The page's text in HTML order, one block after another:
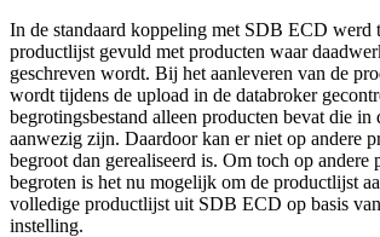
In de standaard koppeling met SDB ECD werd
productlijst gevuld met producten waar
geschreven wordt. Bij het aanleveren van de
wordt tijdens de upload in de databroker
begrotingsbestand alleen producten bevat die in
aanwezig zijn. Daardoor kan er niet op andere
begroot dan gerealiseerd is. Om toch op andere
begroten is het nu mogelijk om de productlijst
volledige productlijst uit SDB ECD op basis
instelling.